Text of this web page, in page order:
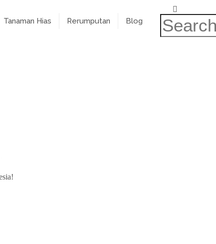
Tanaman Hias Rerumputan Blog